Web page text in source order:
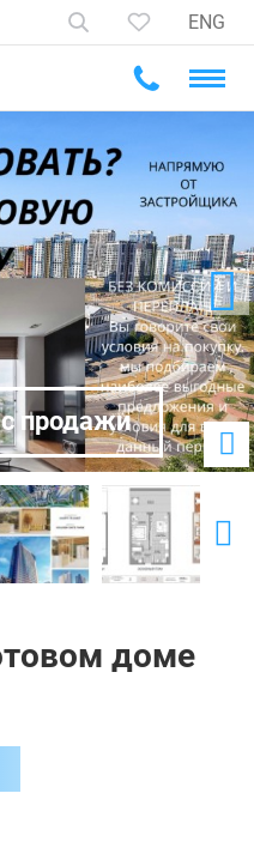
ENG
продажи
доме